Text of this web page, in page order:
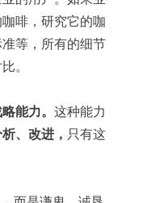
啡，研究它的咖
等，所有的细节
。
能力。 这种能力
、改进， 只有这